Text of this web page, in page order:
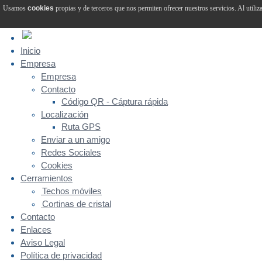
Inicio
Empresa
Empresa
Contacto
Código QR - Cáptura rápida
Localización
Ruta GPS
Enviar a un amigo
Redes Sociales
Cookies
Cerramientos
Techos móviles
Cortinas de cristal
Contacto
Enlaces
Aviso Legal
Política de privacidad
Usamos cookies propias y de terceros que nos permiten ofrecer nuestros servicios. Al